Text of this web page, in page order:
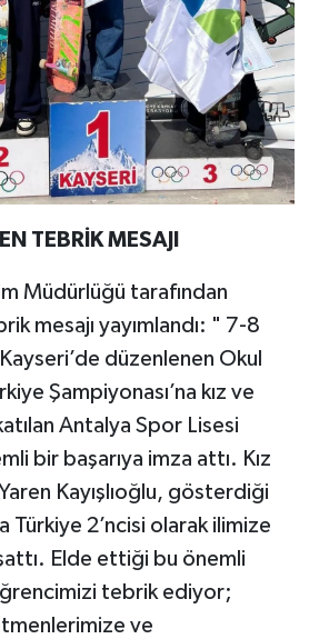
TEBRİK MESAJI
Müdürlüğü tarafından
mesajı yayımlandı: " 7-8
düzenlenen Okul
Şampiyonası’na kız ve
Antalya Spor Lisesi
bir başarıya imza attı. Kız
Kayışlıoğlu, gösterdiği
Türkiye 2’ncisi olarak ilimize
Elde ettiği bu önemli
tebrik ediyor;
ve